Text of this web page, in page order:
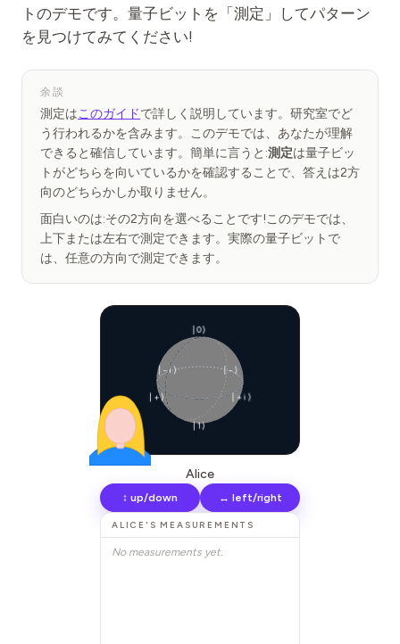
トのデモです。量子ビットを「測定」してパターン
を見つけてみてください!
余談
測定はこのガイドで詳しく説明しています。研究室でど
う行われるかを含みます。このデモでは、あなたが理解
できると確信しています。簡単に言うと:測定は量子ビッ
トがどちらを向いているかを確認することで、答えは2方
向のどちらかしか取りません。
面白いのは:その2方向を選べることです!このデモでは、
上下または左右で測定できます。実際の量子ビットで
は、任意の方向で測定できます。
|0⟩
|1⟩
|+⟩
|−⟩
|+i⟩
|−i⟩
Alice
↕ up/down ↔ left/right
ALICE 'S MEASUREMENTS
No measurements yet.